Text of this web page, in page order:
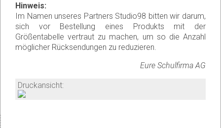
Hinweis:
Im Namen unseres Partners Studio98 bitten wir darum,
sich vor Bestellung eines Produkts mit der
Größentabelle vertraut zu machen, um so die Anzahl
möglicher Rücksendungen zu reduzieren.
Eure Schulfirma AG
Druckansicht: